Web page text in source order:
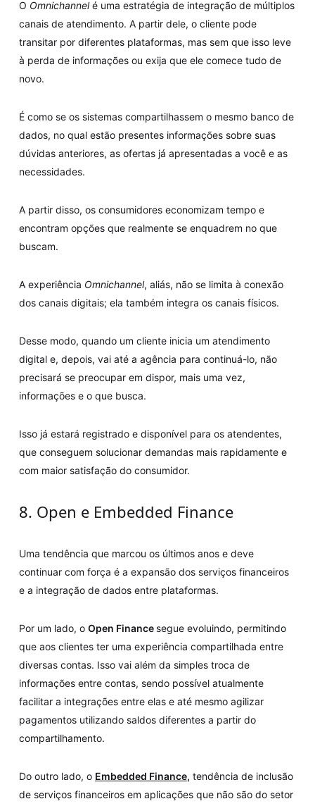
O Omnichannelé uma estratégia de integração de múltiplos
canais de atendimento. A partir dele, o cliente pode
transitar por diferentes plataformas, mas sem que isso leve
à perda de informações ou exija que ele comece tudo de
novo.
É como se os sistemas compartilhassem o mesmo banco de
dados, no qual estão presentes informações sobre suas
dúvidas anteriores, as ofertas já apresentadas a você e as
necessidades.
A partir disso, os consumidores economizam tempo e
encontram opções que realmente se enquadrem no que
buscam.
A experiência Omnichannel, aliás, não se limita à conexão
dos canais digitais; ela também integra os canais físicos.
Desse modo, quando um cliente inicia um atendimento
digital e, depois, vai até a agência para continuá-lo, não
precisará se preocupar em dispor, mais uma vez,
informações e o que busca.
Isso já estará registrado e disponível para os atendentes,
que conseguem solucionar demandas mais rapidamente e
com maior satisfação do consumidor.
8. Open e Embedded Finance
Uma tendência que marcou os últimos anos e deve
continuar com força é a expansão dos serviços financeiros
e a integração de dados entre plataformas.
Por um lado, o Open Finance segue evoluindo, permitindo
que aos clientes ter uma experiência compartilhada entre
diversas contas. Isso vai além da simples troca de
informações entre contas, sendo possível atualmente
facilitar a integrações entre elas e até mesmo agilizar
pagamentos utilizando saldos diferentes a partir do
compartilhamento.
Do outro lado, o Embedded Finance, tendência de inclusão
de serviços financeiros em aplicações que não são do setor